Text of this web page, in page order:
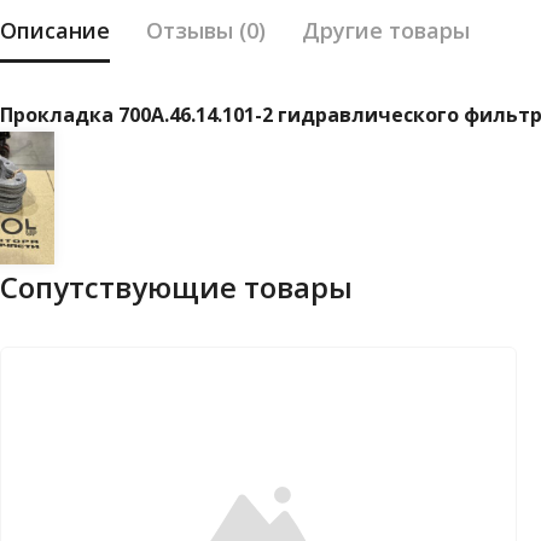
Описание Отзывы (0) Другие товары
Прокладка 700А.46.14.101-2 гидравлического
Сопутствующие товары